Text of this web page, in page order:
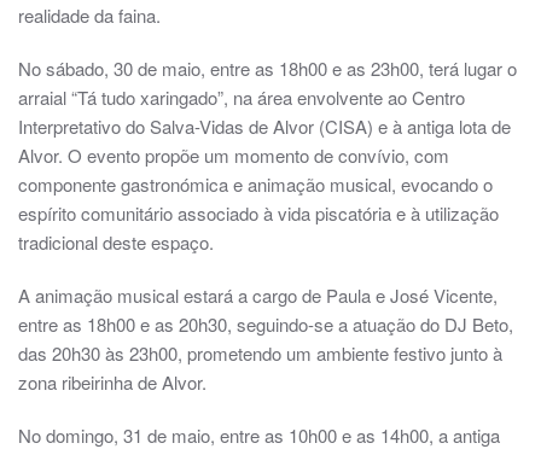
realidade da faina.
No sábado, 30 de maio, entre as 18h00 e as 23h00, terá lugar o
arraial “Tá tudo xaringado”, na área envolvente ao Centro
Interpretativo do Salva-Vidas de Alvor (CISA) e à antiga lota de
Alvor. O evento propõe um momento de convívio, com
componente gastronómica e animação musical, evocando o
espírito comunitário associado à vida piscatória e à utilização
tradicional deste espaço.
A animação musical estará a cargo de Paula e José Vicente,
entre as 18h00 e as 20h30, seguindo-se a atuação do DJ Beto,
das 20h30 às 23h00, prometendo um ambiente festivo junto à
zona ribeirinha de Alvor.
No domingo, 31 de maio, entre as 10h00 e as 14h00, a antiga